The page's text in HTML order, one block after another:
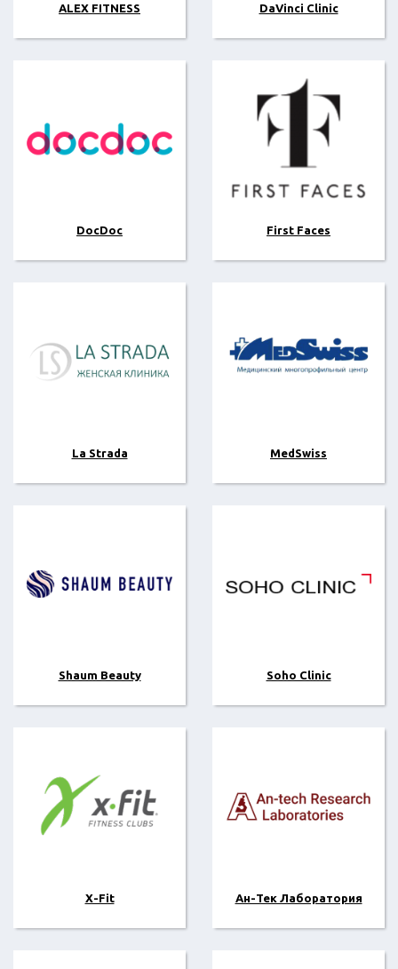
ALEX FITNESS DaVinci Clinic
DocDoc First Faces
La Strada MedSwiss
Shaum Beauty Soho Clinic
X-Fit Ан-Тек Лаборатория